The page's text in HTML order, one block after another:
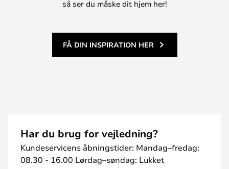
så ser du måske dit hjem her!
FÅ DIN INSPIRATION HER
Har du brug for vejledning?
Kundeservicens åbningstider: Mandag–fredag:
08.30 - 16.00 Lørdag–søndag: Lukket